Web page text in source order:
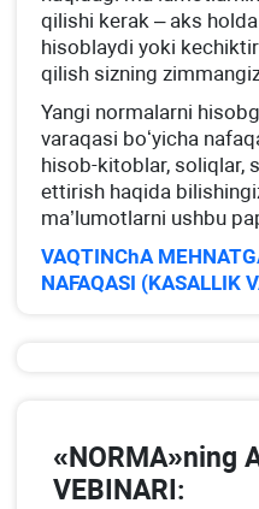
qilishi kerak – aks
hisoblaydi yoki
qilish sizning
Yangi normalarni
varaqasi boʻyicha
hisob-kitoblar, soliqlar,
ettirish haqida
ma’lumotlarni ushbu
VAQTINChA
NAFAQASI (KASALLIK
«NORMA»ning
VEBINARI: